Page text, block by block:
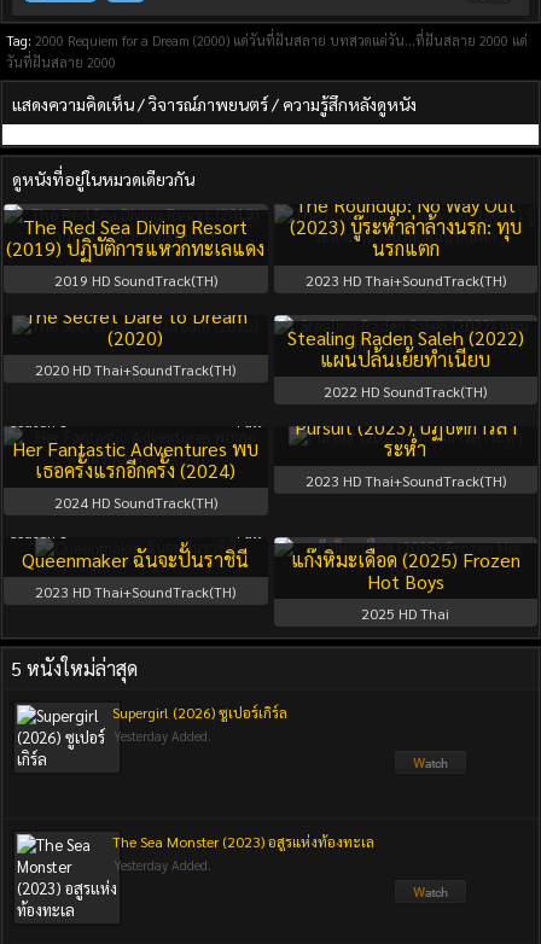
Tag: 2000 Requiem for a Dream (2000) แด่วันที่ฝันสลาย บทสวดแด่วัน…ที่ฝันสลาย 2000 แด่
วันที่ฝันสลาย 2000
แสดงความคิดเห็น / วิจารณ์ภาพยนตร์ / ความรู้สึกหลังดูหนัง
ดูหนังที่อยู่ในหมวดเดียวกัน
The Red Sea Diving Resort
(2019) ปฏิบัติการแหวกทะเลแดง
2019 HD SoundTrack(TH)
The Roundup: No Way Out
(2023) บู๊ระห่ำล่าล้างนรก: ทุบ
นรกแตก
2023 HD Thai+SoundTrack(TH)
The Secret Dare to Dream
(2020)
2020 HD Thai+SoundTrack(TH)
Stealing Raden Saleh (2022)
แผนปล้นเย้ยทำเนียบ
2022 HD SoundTrack(TH)
Her Fantastic Adventures พบ
เธอครั้งแรกอีกครั้ง (2024)
2024HD SoundTrack(TH)
Pursuit (2023) ปฏิบัติการล่า
ระห่ำ
2023 HD Thai+SoundTrack(TH)
Queenmaker ฉันจะปั้นราชินี
2023 HD Thai+SoundTrack(TH)
แก๊งหิมะเดือด (2025) Frozen
Hot Boys
2025 HD Thai
5 หนังใหม่ล่าสุด
Supergirl (2026) ซูเปอร์เกิร์ล
Yesterday Added.
The Sea Monster (2023) อสูรแห่งท้องทะเล
Yesterday Added.